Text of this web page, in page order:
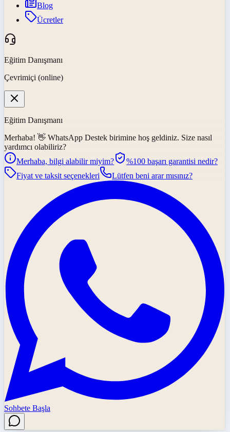
Blog
Ücretler
Eğitim Danışmanı
Çevrimiçi (online)
Eğitim Danışmanı
Merhaba! 👋 WhatsApp Destek birimine hoş geldiniz. Size nasıl
yardımcı olabiliriz?
Merhaba, bilgi alabilir miyim?
%100 başarı garantisi nedir?
Fiyat ve taksit seçenekleri
Lütfen beni arar mısınız?
Sohbete Başla